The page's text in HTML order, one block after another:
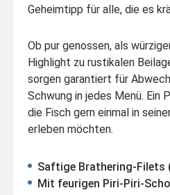
Geheimtipp für alle, die es
Ob pur genossen, als
Highlight zu rustikalen
sorgen garantiert für
Schwung in jedes Menü. Ein
die Fisch gern einmal in
erleben möchten.
Saftige Brathering-Filets
Mit feurigen Piri-Piri-